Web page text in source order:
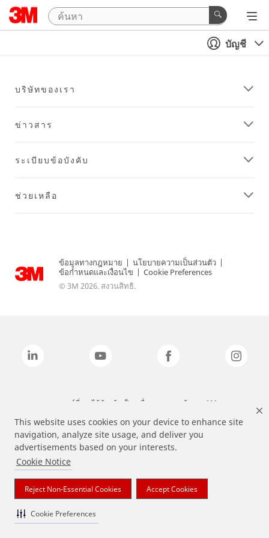
This website uses cookies on your device to enhance site
navigation, analyze site usage, and deliver you
advertisements based on your interests.
Cookie Notice
Reject Non-Essential Cookies Accept Cookies
Cookie Preferences
บัญชี
บริษัทของเรา
ข่าวสาร
ระเบียบข้อบังคับ
ช่วยเหลือ
ข้อมูลทางกฎหมาย | นโยบายความเป็นส่วนตัว |
ข้อกำหนดและเงื่อนไข | Cookie Preferences
© 3M 2026. สงวนสิทธิ.
แบรนด์ที่ระบุไว้ข้างต้นเป็นเครื่องหมายการค้าของ 3M